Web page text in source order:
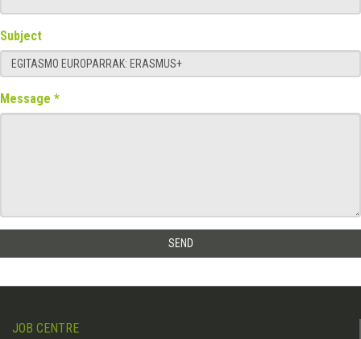
Subject
Message
JOB CENTRE